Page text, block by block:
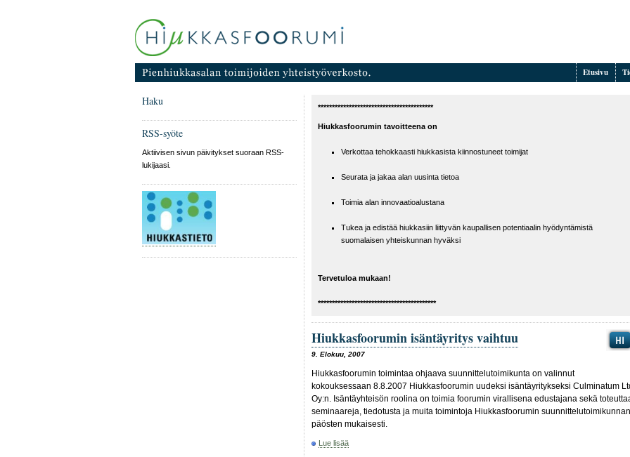
Etusivu
Haku
RSS-syöte
Aktiivisen sivun päivitykset suoraan RSS-
lukijaasi.
*****************************************
Hiukkasfoorumin tavoitteena on
Verkottaa tehokkaasti hiukkasista kiinnostuneet toimijat
Seurata ja jakaa alan uusinta tietoa
Toimia alan innovaatioalustana
Tukea ja edistää hiukkasiin liittyvän kaupallisen potentiaalin hyödyntämistä
suomalaisen yhteiskunnan hyväksi
Tervetuloa mukaan!
******************************************
Hiukkasfoorumin isäntäyritys vaihtuu
9. Elokuu, 2007
Hiukkasfoorumin toimintaa ohjaava suunnittelutoimikunta on valinnut
kokouksessaan 8.8.2007 Hiukkasfoorumin uudeksi isäntäyritykseksi Culminatum
Oy:n. Isäntäyhteisön roolina on toimia foorumin virallisena edustajana sekä
seminaareja, tiedotusta ja muita toimintoja Hiukkasfoorumin suunnittelutoimikunnan
päösten mukaisesti.
Lue lisää